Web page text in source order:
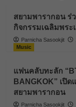
สยามพารากอน ร่
กิจกรรมเฉลิมพระ
Parnicha Sasookjit
Music
แฟนคลับทะลัก
BANGKOK” เปิด
สยามพารากอน
Parnicha Sasookjit